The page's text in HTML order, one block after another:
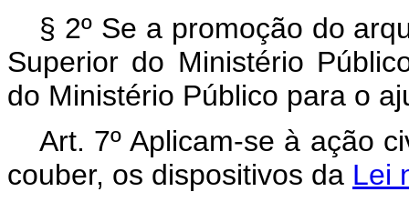
§ 2º Se a promoção do
Superior do Ministério
do Ministério Público para o
Art. 7º Aplicam-se à ação
couber, os dispositivos da Lei